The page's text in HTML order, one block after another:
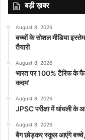
बड़ी ख़बर
August 8, 2026
बच्चों के सोशल मीडिया
तैयारी
August 8, 2026
भारत पर 100% टैरिफ के
कदम’
August 8, 2026
JPSC परीक्षा में धांधली के
August 8, 2026
बैग छोड़कर स्कूल आएंगे